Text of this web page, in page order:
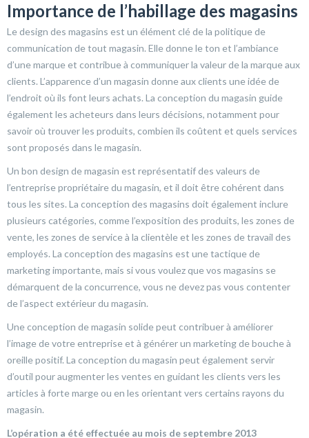
Importance de l’habillage des magasins
Le design des magasins est un élément clé de la politique de
communication de tout magasin. Elle donne le ton et l’ambiance
d’une marque et contribue à communiquer la valeur de la marque aux
clients. L’apparence d’un magasin donne aux clients une idée de
l’endroit où ils font leurs achats. La conception du magasin guide
également les acheteurs dans leurs décisions, notamment pour
savoir où trouver les produits, combien ils coûtent et quels services
sont proposés dans le magasin.
Un bon design de magasin est représentatif des valeurs de
l’entreprise propriétaire du magasin, et il doit être cohérent dans
tous les sites. La conception des magasins doit également inclure
plusieurs catégories, comme l’exposition des produits, les zones de
vente, les zones de service à la clientèle et les zones de travail des
employés. La conception des magasins est une tactique de
marketing importante, mais si vous voulez que vos magasins se
démarquent de la concurrence, vous ne devez pas vous contenter
de l’aspect extérieur du magasin.
Une conception de magasin solide peut contribuer à améliorer
l’image de votre entreprise et à générer un marketing de bouche à
oreille positif. La conception du magasin peut également servir
d’outil pour augmenter les ventes en guidant les clients vers les
articles à forte marge ou en les orientant vers certains rayons du
magasin.
L’opération a été effectuée au mois de septembre 2013